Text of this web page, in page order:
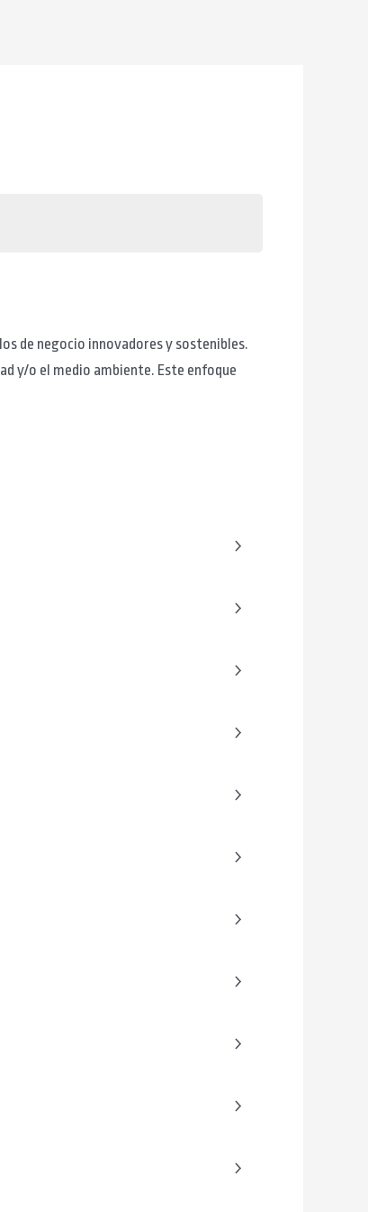
de negocio innovadores y sostenibles.
y/o el medio ambiente. Este enfoque